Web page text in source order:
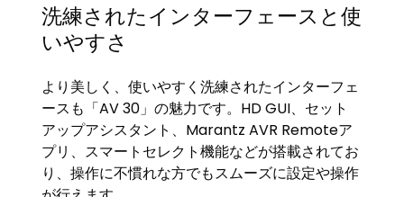
洗練されたインターフェースと使
いやすさ
より美しく、使いやすく洗練されたインターフェ
ースも「AV 30」の魅力です。HD GUI、セット
アップアシスタント、Marantz AVR Remoteア
プリ、スマートセレクト機能などが搭載されてお
り、操作に不慣れな方でもスムーズに設定や操作